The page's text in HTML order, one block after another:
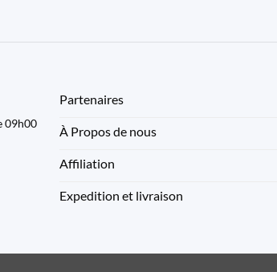
09h00
Partenaires
À Propos de nous
Affiliation
Expedition et livraison